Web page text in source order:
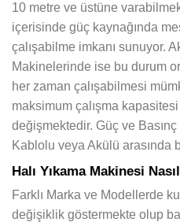
10 metre ve üstüne
içerisinde güç kaynağında
çalışabilme imkanı sunuyor.
Makinelerinde ise bu durum
her zaman çalışabilmesi
maksimum çalışma
değişmektedir. Güç ve
Kablolu veya Akülü arasında
Halı Yıkama Makinesi
Farklı Marka ve Modellerde
değişiklik göstermekte olup